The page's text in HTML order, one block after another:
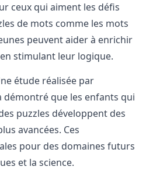
ceux qui aiment les défis
de mots comme les mots
peuvent aider à enrichir
stimulant leur logique.
étude réalisée par
démontré que les enfants qui
puzzles développent des
avancées. Ces
pour des domaines futurs
et la science.